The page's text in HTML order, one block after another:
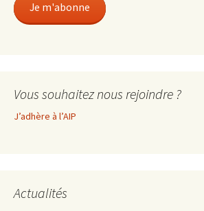
Je m'abonne
Vous souhaitez nous rejoindre ?
J’adhère à l’AIP
Actualités